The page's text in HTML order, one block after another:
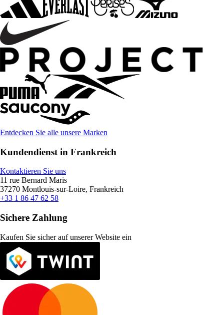
Entdecken Sie alle unsere Marken
Kundendienst in Frankreich
Kontaktieren Sie uns
11 rue Bernard Maris
37270 Montlouis-sur-Loire, Frankreich
+33 1 86 47 62 58
Sichere Zahlung
Kaufen Sie sicher auf unserer Website ein